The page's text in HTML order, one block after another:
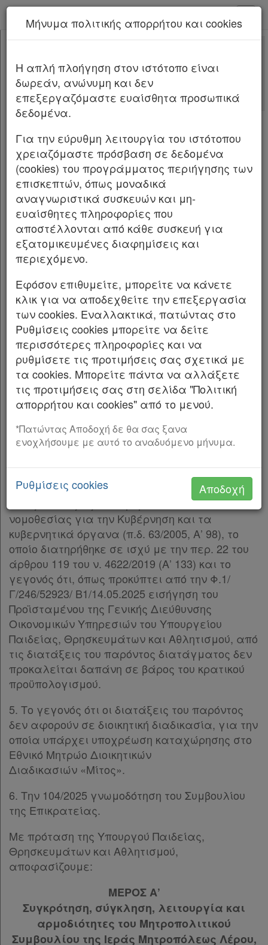
Χρήσιμα
Assistant
Νομολογία
Kodiko
Forum
Αναζήτηση
Κ.Α.Δ.
Διακρατικές
Συμφωνίες
Ελλάδας
Πληροφορίες
Επικοινωνία
Κεφαλίδα
Σώμα [-]
ΜΕΡΟΣ Α’ [-]
Άρθρο 1
Παρ.2
Άρθρο 2
[-]
Παρ.1
Παρ.2
Παρ.3
Άρθρο 3 [-]
Παρ.1
Παρ.2
Παρ.3
Άρθρο 4 [-]
Παρ.1
Παρ.2
Παρ.3
Παρ.4
Παρ.5
Άρθρο 5 [-]
Παρ.1
Παρ.2
Παρ.3
Παρ.4
Παρ.5
Παρ.2
Άρθρο 7
[-]
Παρ.1
Παρ.2
ΜΕΡΟΣ Β’ [-]
Άρθρο 8 [-]
Παρ.1
Παρ.2
Άρθρο 9
Άρθρο 10 [-]
Παρ.1
Παρ.2
Άρθρο 11 [-]
Παρ.2
Παρ.3
Παρ.4
Παρ.5
Παρ.6
Παρ.7
Παρ.8
Άρθρο 12
Παρ.1
Παρ.2
Παρ.3
Παρ.6
Παρ.7
Παρ.8
Νέα υπηρεσία Kodiko Assistant.Περισσότερα
Π.Δ. 100/2025
ΠΡΟΕΔΡΙΚΟ ΔΙΑΤΑΓΜΑ ΥΠ’ ΑΡΙΘΜ.100 ΦΕΚ Α
211/24.11.2025
Συγκρότηση, σύγκληση, λειτουργία και
αρμοδιότητες του Μητροπολιτικού Συμβουλίου
και των Εκκλησιαστικών Συμβουλίων της Ιεράς
Μητροπόλεως Λέρου, Καλύμνου και
Αστυπαλαίας.
Ο ΠΡΟΕΔΡΟΣ ΤΗΣ ΕΛΛΗΝΙΚΗΣ ΔΗΜΟΚΡΑΤΙΑΣ
Έχοντας υπόψη: 1. Τις διατάξεις των άρθρων
319, 329 παρ. 1 και 3, 330
παρ. 8, 336 παρ. 11 και 337 παρ. 1, 3 και 4 του
ν. 4957/ 2022 «Νέοι Ορίζοντες στα Ανώτατα
Εκπαιδευτικά Ιδρύματα: Ενίσχυση της
ποιότητας, της λειτουργικότητας και της
σύνδεσης των Α.Ε.Ι. με την κοινωνία και λοιπές
διατάξεις» (Α’ 141).
2. Την 1200/04/01.03.2023 εισήγηση του
Μητροπολίτη Λέρου, Καλύμνου και
Αστυπαλαίας.
3. Την 734/2024 έγκριση του Οικουμενικού
Συνόδου του Οικουμενικού Πατριαρχείου.
4. Τις διατάξεις του άρθρου 90 του Κώδικα
νομοθεσίας για την Κυβέρνηση και τα
κυβερνητικά όργανα (π.δ. 63/2005, Α’ 98), το
οποίο διατηρήθηκε σε ισχύ με την περ. 22 του
άρθρου 119 του ν. 4622/2019 (Α’ 133) και το
γεγονός ότι, όπως προκύπτει από την Φ.1/
Γ/246/52923/ Β1/14.05.2025 εισήγηση του
Προϊσταμένου της Γενικής Διεύθυνσης
Οικονομικών Υπηρεσιών του Υπουργείου
Παιδείας, Θρησκευμάτων και Αθλητισμού, από
τις διατάξεις του παρόντος διατάγματος δεν
προκαλείται δαπάνη σε βάρος του κρατικού
προϋπολογισμού.
5. Το γεγονός ότι οι διατάξεις του παρόντος
δεν αφορούν σε διοικητική διαδικασία, για την
οποία υπάρχει υποχρέωση καταχώρησης στο
Εθνικό Μητρώο Διοικητικών
Διαδικασιών «Μίτος».
6. Την 104/2025 γνωμοδότηση του Συμβουλίου
της Επικρατείας.
Με πρόταση της Υπουργού Παιδείας,
Θρησκευμάτων και Αθλητισμού,
αποφασίζουμε:
ΜΕΡΟΣ Α’
Συγκρότηση, σύγκληση, λειτουργία και
αρμοδιότητες του Μητροπολιτικού
Συμβουλίου της Ιεράς Μητροπόλεως Λέρου,
Μήνυμα πολιτικής απορρήτου και cookies
H απλή πλοήγηση στον ιστότοπο είναι
δωρεάν, ανώνυμη και δεν
επεξεργαζόμαστε ευαίσθητα προσωπικά
δεδομένα.
Για την εύρυθμη λειτουργία του ιστότοπου
χρειαζόμαστε πρόσβαση σε δεδομένα
(cookies) του προγράμματος περιήγησης των
επισκεπτών, όπως μοναδικά
αναγνωριστικά συσκευών και μη-
ευαίσθητες πληροφορίες που
αποστέλλονται από κάθε συσκευή για
εξατομικευμένες διαφημίσεις και
περιεχόμενο.
Εφόσον επιθυμείτε, μπορείτε να κάνετε
κλικ για να αποδεχθείτε την επεξεργασία
των cookies. Εναλλακτικά, πατώντας στο
Ρυθμίσεις cookies μπορείτε να δείτε
περισσότερες πληροφορίες και να
ρυθμίσετε τις προτιμήσεις σας σχετικά με
τα cookies. Μπορείτε πάντα να αλλάξετε
τις προτιμήσεις σας στη σελίδα "Πολιτική
απορρήτου και cookies" από το μενού.
*Πατώντας Αποδοχή δε θα σας ξανα
ενοχλήσουμε με αυτό το αναδυόμενο μήνυμα.
Ρυθμίσεις cookies Αποδοχή